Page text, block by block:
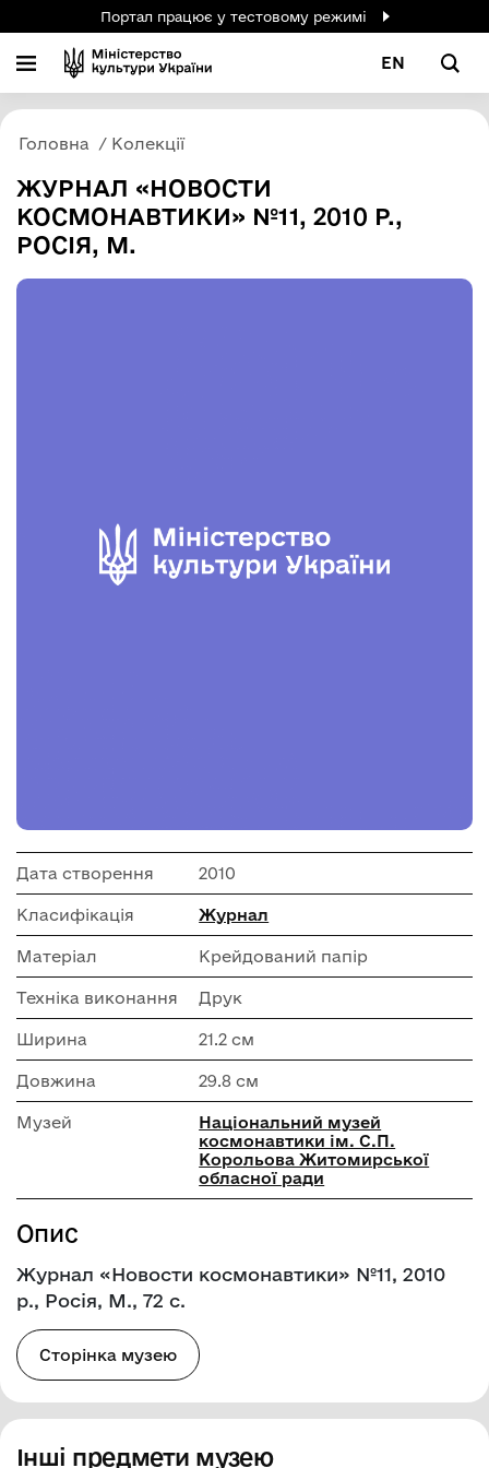
Портал працює у тестовому режимі
EN
Головна Колекції
ЖУРНАЛ «НОВОСТИ
КОСМОНАВТИКИ» №11, 2010 Р.,
РОСІЯ, М.
Дата створення 2010
Класифікація Журнал
Матеріал Крейдований папір
Техніка виконання Друк
Ширина 21.2 см
Довжина 29.8 см
Музей
Національний музей
космонавтики ім. С.П.
Корольова Житомирської
обласної ради
Опис
Журнал «Новости космонавтики» №11, 2010
р., Росія, М., 72 с.
Сторінка музею
Інші предмети музею